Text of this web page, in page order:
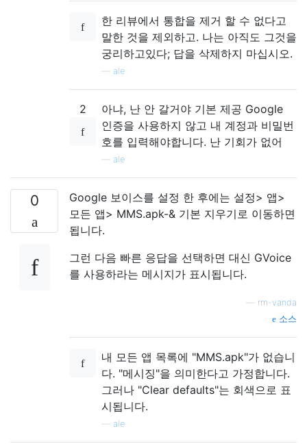
한 리뷰에서 통합을 제거 할 수 없다고
말한 것을 제외하고. 나는 아직도 그것을
궁리하고있다; 답을 삭제하지 마십시오.
ale
2
아냐, 난 안 갈거야 기본 제공 Google
인증을 사용하지 않고 내 계정과 비밀번
호를 입력해야합니다. 난 기회가 없어
ale
0
Google 보이스를 설정 한 후에는 설정> 앱>
모든 앱> MMS.apk-& 기본 지우기로 이동하면
됩니다.
그런 다음 빠른 응답을 선택하면 대신 GVoice
를 사용하라는 메시지가 표시됩니다.
rm-vanda
소스
내 모든 앱 목록에 "MMS.apk"가 없습니
다. "메시징"을 의미한다고 가정합니다.
그러나 "Clear defaults"는 회색으로 표
시됩니다.
ale